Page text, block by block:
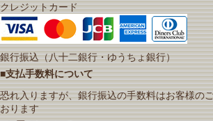
クレジットカード
銀行振込（八十二銀行・ゆうちょ銀行）
■支払手数料について
恐れ入りますが、銀行振込の手数料はお客様の
おります